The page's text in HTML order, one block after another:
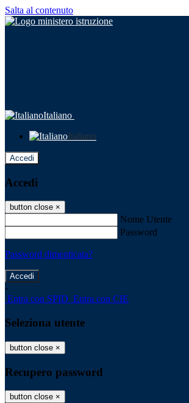
Salta al contenuto
Italiano
Italiano
Accedi
Accedi
button close ×
Nome Utente
Password
Password dimenticata?
-
Entra con SPID Entra con CIE
Seleziona utente
button close ×
Recupero password
button close ×